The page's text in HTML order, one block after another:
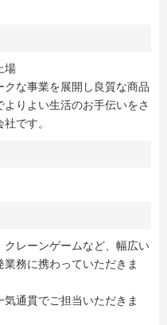
場
クな事業を展開し良質な商品
りよい生活のお手伝いをさ
です。
レーンゲームなど、幅広い
務に携わっていただきま
通貫でご担当いただきま